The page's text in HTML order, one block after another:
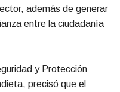
además de generar
entre la ciudadanía
y Protección
precisó que el